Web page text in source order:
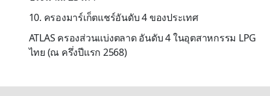
10. ครองมาร์เก็ตแชร์อันดับ4ของประเทศ
ATLAS ครองส่วนแบ่งตลาด อันดับ4ในอุตสาหกรรม LPG
ไทย (ณ ครึ่งปีแรก 2568)